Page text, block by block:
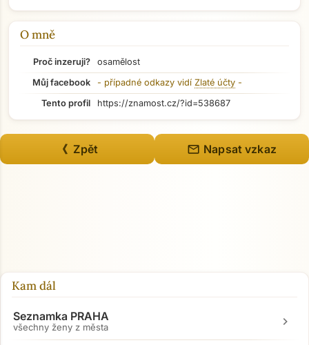
O mně
Proč inzeruji?
osamělost
Můj facebook
- případné odkazy vidí Zlaté účty -
Tento profil
https://znamost.cz/?id=538687
《 Zpět mail Napsat vzkaz
Kam dál
Seznamka PRAHA
všechny ženy z města chevron_right